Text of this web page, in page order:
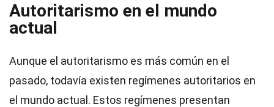
Autoritarismo en el mundo
actual
Aunque el autoritarismo es más común en el
pasado, todavía existen regímenes autoritarios en
el mundo actual. Estos regímenes presentan